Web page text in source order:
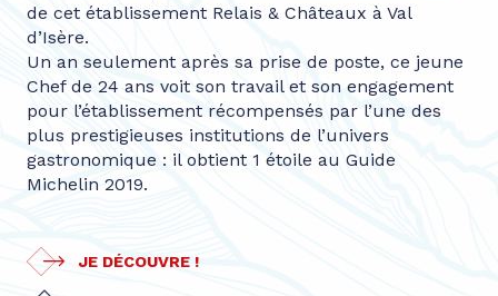
de cet établissement Relais & Châteaux à Val
d’Isère.
Un an seulement après sa prise de poste, ce jeune
Chef de 24 ans voit son travail et son engagement
pour l’établissement récompensés par l’une des
plus prestigieuses institutions de l’univers
gastronomique : il obtient 1 étoile au Guide
Michelin 2019.
JE DÉCOUVRE !